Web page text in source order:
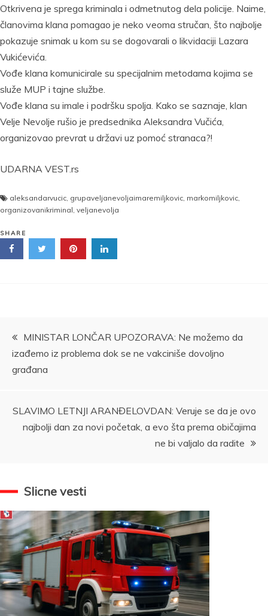
Otkrivena je sprega kriminala i odmetnutog dela policije. Naime,
članovima klana pomagao je neko veoma stručan, što najbolje
pokazuje snimak u kom su se dogovarali o likvidaciji Lazara
Vukićevića.
Vođe klana komunicirale su specijalnim metodama kojima se
služe MUP i tajne službe.
Vođe klana su imale i podršku spolja. Kako se saznaje, klan
Velje Nevolje rušio je predsednika Aleksandra Vučića,
organizovao prevrat u državi uz pomoć stranaca?!
UDARNA VEST.rs
aleksandarvucic, grupaveljanevoljaimaremiljkovic, markomiljkovic,
organizovanikriminal, veljanevolja
SHARE
Kretanje
članka
MINISTAR LONČAR UPOZORAVA: Ne možemo da
izađemo iz problema dok se ne vakciniše dovoljno
građana
SLAVIMO LETNJI ARANĐELOVDAN: Veruje se da je ovo
najbolji dan za novi početak, a evo šta prema običajima
ne bi valjalo da radite
Slicne vesti